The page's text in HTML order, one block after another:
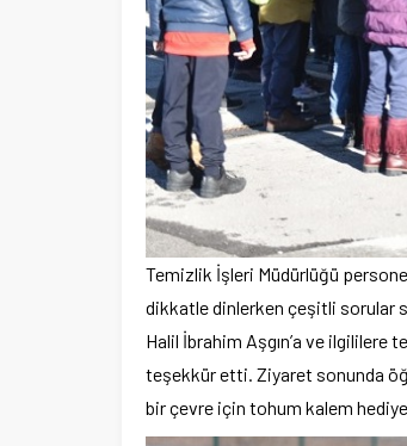
Temizlik İşleri Müdürlüğü
dikkatle dinlerken çeşitli sorular
Halil İbrahim Aşgın’a ve ilgililere
teşekkür etti. Ziyaret sonunda
bir çevre için tohum kalem hediye